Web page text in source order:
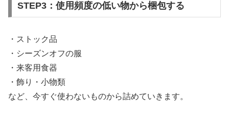
STEP3：使用頻度の低い物から梱包する
・ストック品
・シーズンオフの服
・来客用食器
・飾り・小物類
など、今すぐ使わないものから詰めていきます。